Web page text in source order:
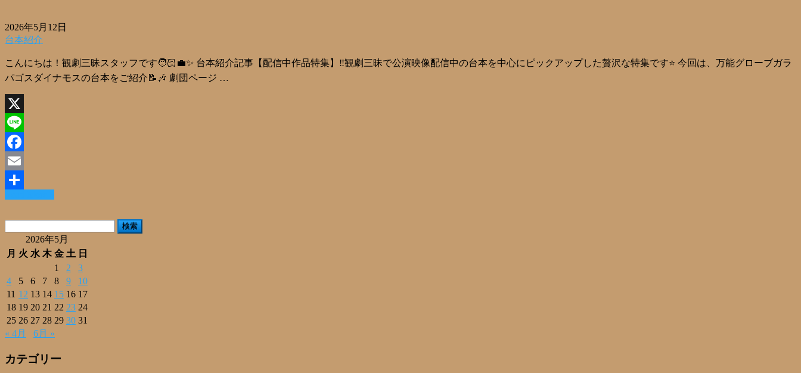
2026年5月12日
台本紹介
こんにちは！観劇三昧スタッフです🧑🏻‍💼✨ 台本紹介記事【配信中作品特集】‼️観劇三昧で公演映像配信中の台本を中心にピックアップした贅沢な特集です⭐ 今回は、万能グローブガラ
パゴスダイナモスの台本をご紹介📝🎶 劇団ページ …
X
Line
Facebook
Email
共
有
2026年5月
月 火 水 木 金 土 日
1
2
3
4
5 6 7 8 9
10
11 12 13 14 15 16 17
18 19 20 21 22 23 24
25 26 27 28 29 30 31
« 4月
6月 »
カテゴリー